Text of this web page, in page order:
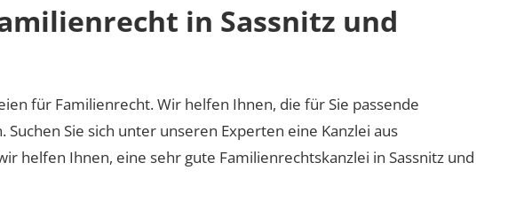
in Sassnitz und
für Familienrecht. Wir helfen Ihnen, die für Sie passende
Sie sich unter unseren Experten eine Kanzlei aus
helfen Ihnen, eine sehr gute Familienrechtskanzlei in Sassnitz und